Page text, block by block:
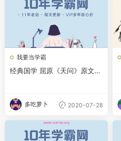
我要当学霸
经典国学 屈原《天问》原文
多吃萝卜 2020-07-28